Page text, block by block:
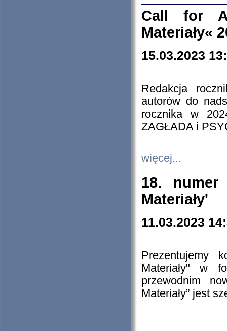
Call for
Materiały«
15.03.2023
Redakcja
autorów do
rocznika w
ZAGŁADA i
więcej...
18. numer
Materiały'
11.03.2023
Prezentujemy
Materiały" w
przewodnim
Materiały” jest